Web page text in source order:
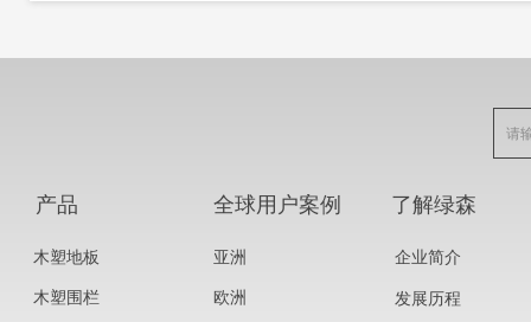
了解绿森
企业简介
发展历程
全球用户案例
亚洲
欧洲
木塑地板
木塑围栏
产品